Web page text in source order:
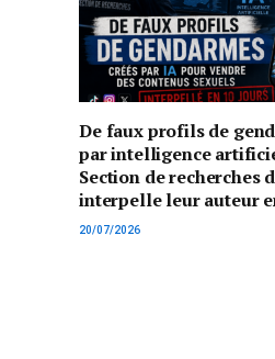
De faux profils de
par intelligence
Section de recherches
interpelle leur auteur
20/07/2026